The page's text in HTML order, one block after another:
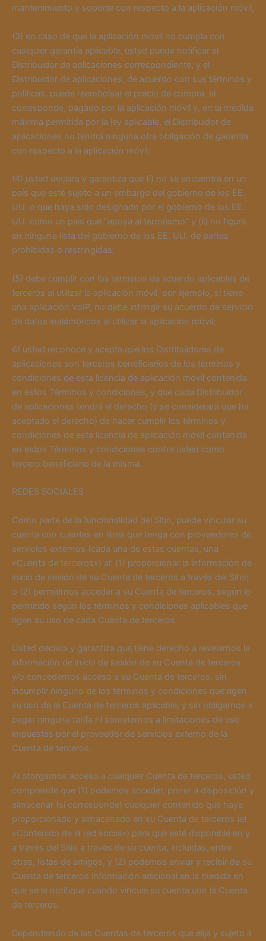
mantenimiento y soporte con respecto a la aplicación móvil;
(3) en caso de que la aplicación móvil no cumpla con
cualquier garantía aplicable, usted puede notificar al
Distribuidor de aplicaciones correspondiente, y el
Distribuidor de aplicaciones, de acuerdo con sus términos y
políticas, puede reembolsar el precio de compra, si
corresponde, pagado por la aplicación móvil y, en la medida
máxima permitida por la ley aplicable, el Distribuidor de
aplicaciones no tendrá ninguna otra obligación de garantía
con respecto a la aplicación móvil;
(4) usted declara y garantiza que (i) no se encuentra en un
país que esté sujeto a un embargo del gobierno de los EE.
UU. o que haya sido designado por el gobierno de los EE.
UU. como un país que “apoya al terrorismo” y (ii) no figura
en ninguna lista del gobierno de los EE. UU. de partes
prohibidas o restringidas;
(5) debe cumplir con los términos de acuerdo aplicables de
terceros al utilizar la aplicación móvil, por ejemplo, si tiene
una aplicación VoIP, no debe infringir su acuerdo de servicio
de datos inalámbricos al utilizar la aplicación móvil;
6) usted reconoce y acepta que los Distribuidores de
aplicaciones son terceros beneficiarios de los términos y
condiciones de esta licencia de aplicación móvil contenida
en estos Términos y condiciones, y que cada Distribuidor
de aplicaciones tendrá el derecho (y se considerará que ha
aceptado el derecho) de hacer cumplir los términos y
condiciones de esta licencia de aplicación móvil contenida
en estos Términos y condiciones contra usted como
tercero beneficiario de la misma.
REDES SOCIALES
Como parte de la funcionalidad del Sitio, puede vincular su
cuenta con cuentas en línea que tenga con proveedores de
servicios externos (cada una de estas cuentas, una
«Cuenta de terceros») al: (1) proporcionar la información de
inicio de sesión de su Cuenta de terceros a través del Sitio;
o (2) permitirnos acceder a su Cuenta de terceros, según lo
permitido según los términos y condiciones aplicables que
rigen su uso de cada Cuenta de terceros.
Usted declara y garantiza que tiene derecho a revelarnos la
información de inicio de sesión de su Cuenta de terceros
y/o concedernos acceso a su Cuenta de terceros, sin
incumplir ninguno de los términos y condiciones que rigen
su uso de la Cuenta de terceros aplicable, y sin obligarnos a
pagar ninguna tarifa ni someternos a limitaciones de uso
impuestas por el proveedor de servicios externo de la
Cuenta de terceros.
Al otorgarnos acceso a cualquier Cuenta de terceros, usted
comprende que (1) podemos acceder, poner a disposición y
almacenar (si corresponde) cualquier contenido que haya
proporcionado y almacenado en su Cuenta de terceros (el
«Contenido de la red social») para que esté disponible en y
a través del Sitio a través de su cuenta, incluidas, entre
otras, listas de amigos, y (2) podemos enviar y recibir de su
Cuenta de terceros información adicional en la medida en
que se le notifique cuando vincule su cuenta con la Cuenta
de terceros.
Dependiendo de las Cuentas de terceros que elija y sujeto a